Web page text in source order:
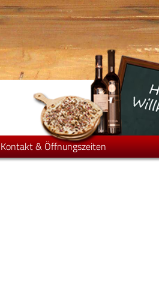
Kontakt & Öffnungszeiten